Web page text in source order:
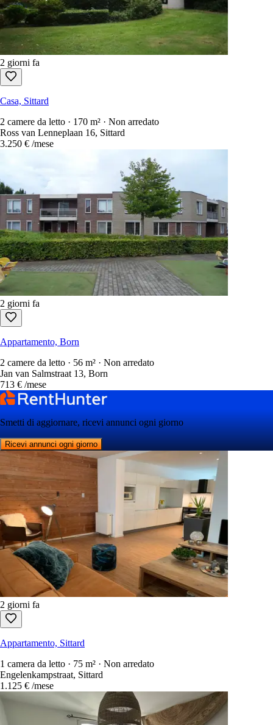
2 giorni fa
Casa, Sittard
2 camere da letto · 170 m² · Non arredato
Ross van Lenneplaan 16, Sittard
3.250 € /mese
2 giorni fa
Appartamento, Born
2 camere da letto · 56 m² · Non arredato
Jan van Salmstraat 13, Born
713 € /mese
Smetti di aggiornare, ricevi annunci ogni giorno
Ricevi annunci ogni giorno
2 giorni fa
Appartamento, Sittard
1 camera da letto · 75 m² · Non arredato
Engelenkampstraat, Sittard
1.125 € /mese